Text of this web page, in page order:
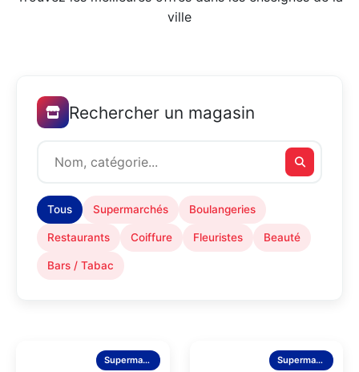
ville
Rechercher un magasin
Tous Supermarchés Boulangeries
Restaurants Coiffure Fleuristes Beauté
Bars / Tabac
Supermarché Supermarché